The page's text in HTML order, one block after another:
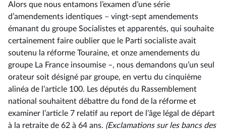
Alors que nous entamons l’examen d’une série
d’amendements identiques –⁠ vingt-sept amendements
émanant du groupe Socialistes et apparentés, qui souhaite
certainement faire oublier que le Parti socialiste avait
soutenu la réforme Touraine, et onze amendements du
groupe La France insoumise –, nous demandons qu’un seul
orateur soit désigné par groupe, en vertu du cinquième
alinéa de l’article 100. Les députés du Rassemblement
national souhaitent débattre du fond de la réforme et
examiner l’article 7 relatif au report de l’âge légal de départ
à la retraite de 62 à 64 ans. (Exclamations sur les bancs des